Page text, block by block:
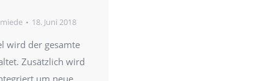
18. Juni 2018
wird der gesamte
Zusätzlich wird